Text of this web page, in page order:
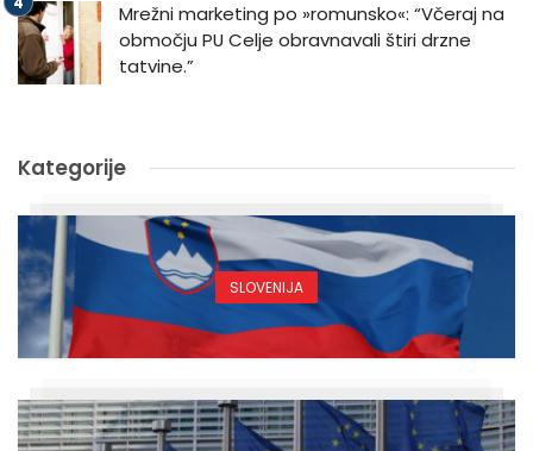
Mrežni marketing po »romunsko«: “Včeraj na
območju PU Celje obravnavali štiri drzne
tatvine.”
Kategorije
SLOVENIJA